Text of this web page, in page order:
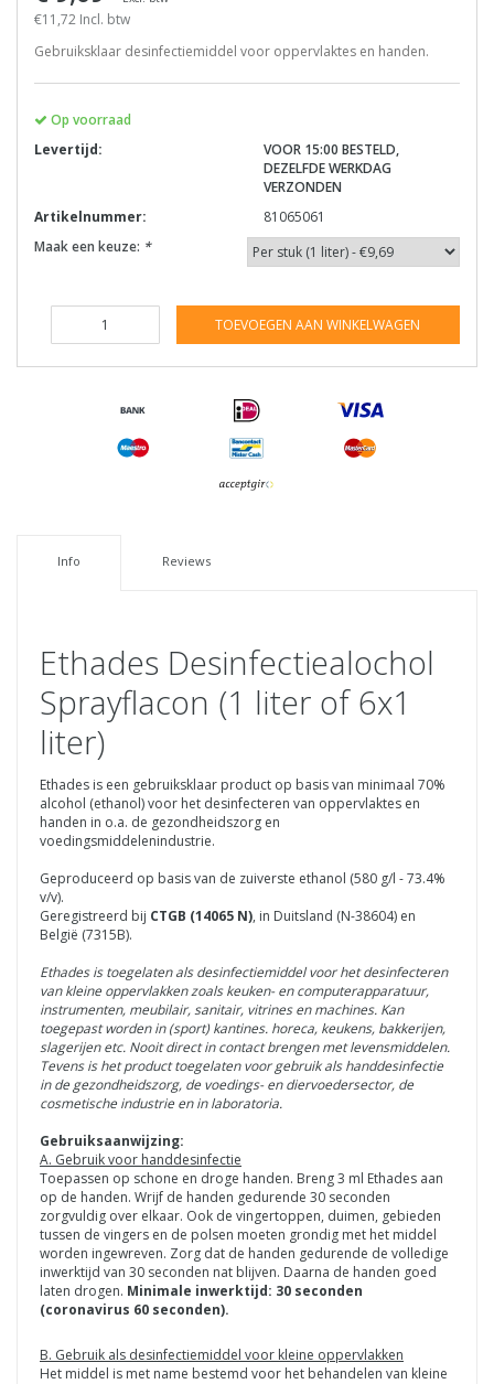
€11,72 Incl. btw
Gebruiksklaar desinfectiemiddel voor oppervlaktes en handen.
Op voorraad
Levertijd:
VOOR 15:00 BESTELD,
DEZELFDE WERKDAG
VERZONDEN
Artikelnummer:
81065061
Maak een keuze: *
TOEVOEGEN AAN WINKELWAGEN
Info Reviews
Ethades Desinfectiealochol
Sprayflacon (1 liter of 6x1
liter)
Ethades is een gebruiksklaar product op basis van minimaal 70%
alcohol (ethanol) voor het desinfecteren van oppervlaktes en
handen in o.a. de gezondheidszorg en
voedingsmiddelenindustrie.
Geproduceerd op basis van de zuiverste ethanol (580 g/l - 73.4%
v/v).
Geregistreerd bij CTGB (14065 N), in Duitsland (N-38604) en
België (7315B).
Ethades is toegelaten als desinfectiemiddel voor het desinfecteren
van kleine oppervlakken zoals keuken- en computerapparatuur,
instrumenten, meubilair, sanitair, vitrines en machines. Kan
toegepast worden in (sport) kantines. horeca, keukens, bakkerijen,
slagerijen etc. Nooit direct in contact brengen met levensmiddelen.
Tevens is het product toegelaten voor gebruik als handdesinfectie
in de gezondheidszorg, de voedings- en diervoedersector, de
cosmetische industrie en in laboratoria.
Gebruiksaanwijzing:
A. Gebruik voor handdesinfectie
Toepassen op schone en droge handen. Breng 3 ml Ethades aan
op de handen. Wrijf de handen gedurende 30 seconden
zorgvuldig over elkaar. Ook de vingertoppen, duimen, gebieden
tussen de vingers en de polsen moeten grondig met het middel
worden ingewreven. Zorg dat de handen gedurende de volledige
inwerktijd van 30 seconden nat blijven. Daarna de handen goed
laten drogen. Minimale inwerktijd: 30 seconden
(coronavirus 60 seconden).
B. Gebruik als desinfectiemiddel voor kleine oppervlakken
Het middel is met name bestemd voor het behandelen van kleine